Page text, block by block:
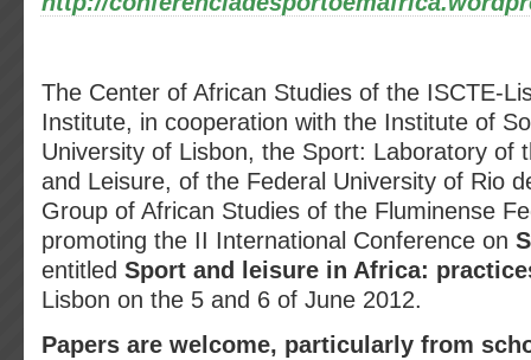
The Center of African Studies of the ISCTE-
Institute, in cooperation with the Institute of
University of Lisbon, the Sport: Laboratory of
and Leisure, of the Federal University of Rio
Group of African Studies of the Fluminense
promoting the II International Conference on
entitled Sport and leisure in Africa:
Lisbon on the 5 and 6 of June 2012.
Papers are welcome, particularly from